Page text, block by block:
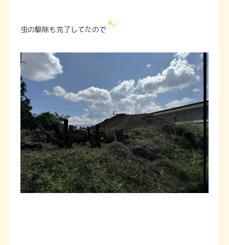
虫の駆除も完了してたので